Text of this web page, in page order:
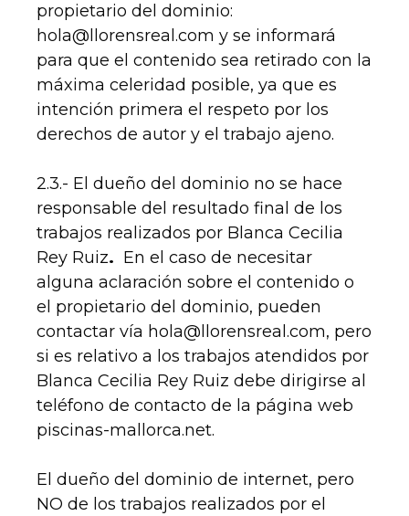
propietario del dominio:
hola@llorensreal.com y se informará
para que el contenido sea retirado con la
máxima celeridad posible, ya que es
intención primera el respeto por los
derechos de autor y el trabajo ajeno.
2.3.- El dueño del dominio no se hace
responsable del resultado final de los
trabajos realizados por Blanca Cecilia
Rey Ruiz. En el caso de necesitar
alguna aclaración sobre el contenido o
el propietario del dominio, pueden
contactar vía hola@llorensreal.com, pero
si es relativo a los trabajos atendidos por
Blanca Cecilia Rey Ruiz debe dirigirse al
teléfono de contacto de la página web
piscinas-mallorca.net.
El dueño del dominio de internet, pero
NO de los trabajos realizados por el